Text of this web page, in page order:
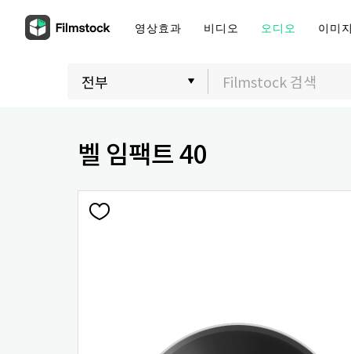
영상효과 비디오 오디오 이미
벨 임팩트 40